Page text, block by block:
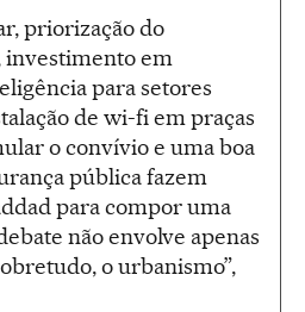
priorização do
em
para setores
de wi-fi em praças
o convívio e uma boa
pública fazem
para compor uma
não envolve apenas
o urbanismo”,